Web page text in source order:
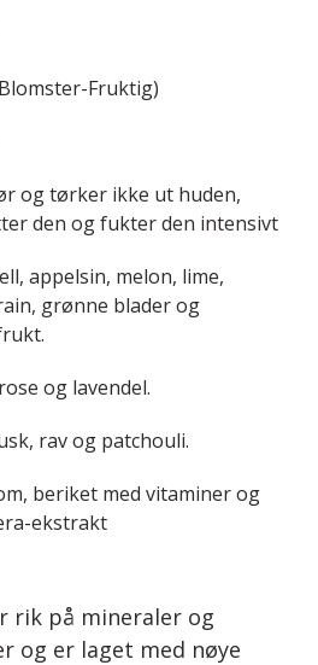
Fruktig)
og tørker ikke ut huden,
den og fukter den intensivt
appelsin, melon, lime,
grønne blader og
og lavendel.
rav og patchouli.
beriket med vitaminer og
ekstrakt
rik på mineraler og
og er laget med nøye